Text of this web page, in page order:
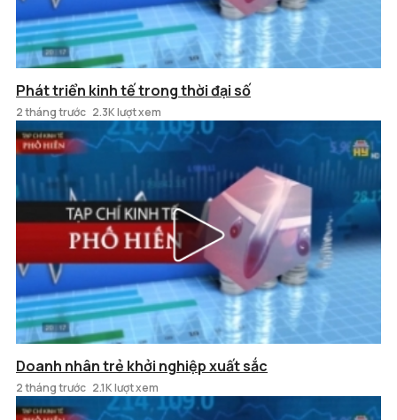
Phát triển kinh tế trong thời đại số
2 tháng trước 2.3K lượt xem
Doanh nhân trẻ khởi nghiệp xuất sắc
2 tháng trước 2.1K lượt xem